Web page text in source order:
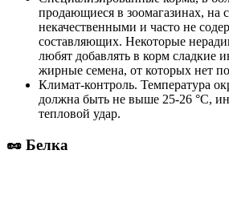
продающиеся в зоомагазинах, на
некачественными и часто не
составляющих. Некоторые
любят добавлять в корм сладкие
жирные семена, от которых нет
Климат-контроль. Температура
должна быть не выше 25-26 °С,
тепловой удар.
🥜 Белка